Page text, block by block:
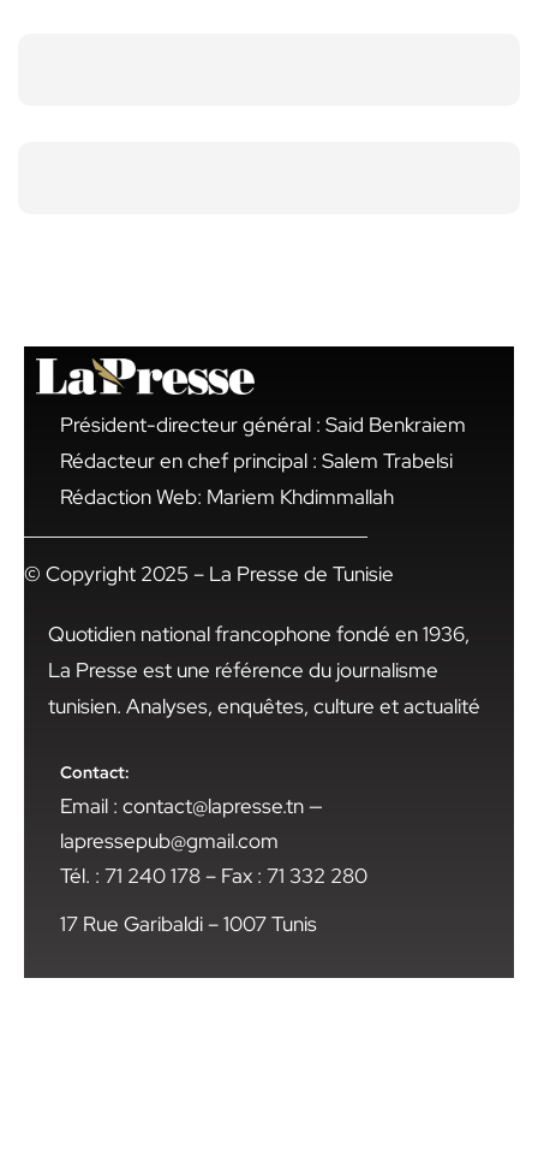
Président-directeur général : Said Benkraiem
Rédacteur en chef principal : Salem Trabelsi
Rédaction Web: Mariem Khdimmallah
© Copyright 2025 – La Presse de Tunisie
Quotidien national francophone fondé en 1936,
La Presse est une référence du journalisme
tunisien. Analyses, enquêtes, culture et actualité
Contact:
Email : contact@lapresse.tn —
lapressepub@gmail.com
Tél. : 71 240 178 – Fax : 71 332 280
17 Rue Garibaldi – 1007 Tunis